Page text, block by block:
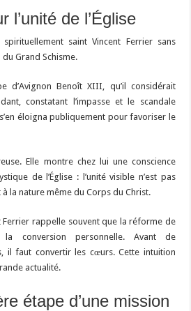
l’unité de l’Église
saint Vincent Ferrier sans
Grand Schisme.
d’Avignon Benoît XIII, qu’il considérait
constatant l’impasse et le scandale
éloigna publiquement pour favoriser le
Elle montre chez lui une conscience
de l’Église : l’unité visible n’est pas
la nature même du Corps du Christ.
Ferrier rappelle souvent que la réforme de
la conversion personnelle. Avant de
il faut convertir les cœurs. Cette intuition
actualité.
étape d’une mission